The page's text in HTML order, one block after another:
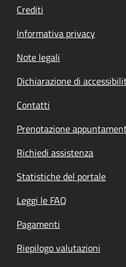
Crediti
Informativa privacy
Note legali
Dichiarazione di
Contatti
Prenotazione
Richiedi assistenza
Statistiche del portale
Leggi le FAQ
Pagamenti
Riepilogo valutazioni